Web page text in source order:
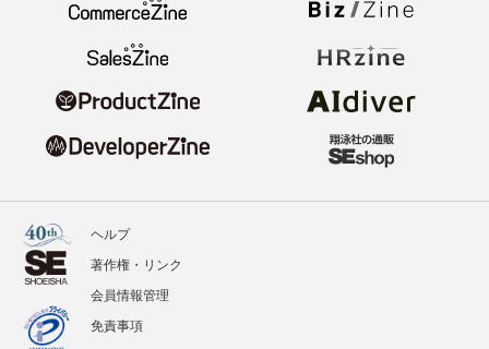
ヘルプ
著作権・リンク
会員情報管理
免責事項